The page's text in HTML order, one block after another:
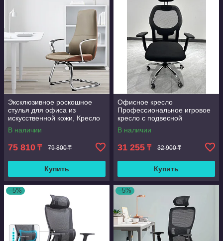
Эксклюзивное роскошное
стулья для офиса из
искусственной кожи, Кресло
офисное на полозьях
В наличии
75 810 ₸ 79 800 ₸
Купить
Офисное кресло
Профессиональное игровое
кресло с подвесной
поясничной поддержкой,
бесшумные Полиуретановые
ролики, хит продаж
В наличии
31 255 ₸ 32 900 ₸
Купить
–5% –5%